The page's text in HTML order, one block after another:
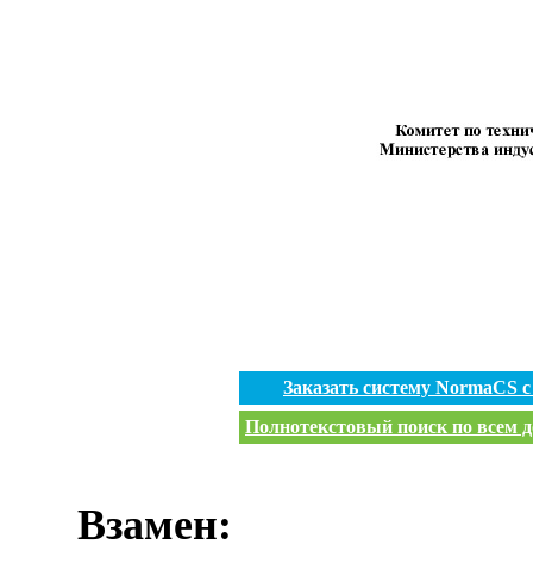
Заказать систему
Полнотекстовый поиск по всем
Взамен: